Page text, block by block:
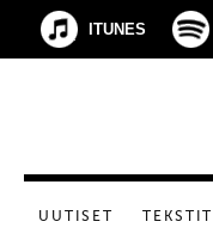
ITUNES
UUTISET TEKSTIT